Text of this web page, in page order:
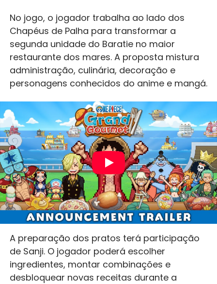
No jogo, o jogador trabalha ao lado dos
Chapéus de Palha para transformar a
segunda unidade do Baratie no maior
restaurante dos mares. A proposta mistura
administração, culinária, decoração e
personagens conhecidos do anime e mangá.
A preparação dos pratos terá participação
de Sanji. O jogador poderá escolher
ingredientes, montar combinações e
desbloquear novas receitas durante a